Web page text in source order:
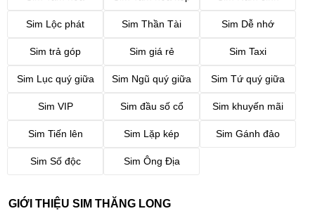
Sim Lộc phát Sim Thần Tài Sim Dễ nhớ
Sim trả góp Sim giá rẻ Sim Taxi
Sim Lục quý giữa Sim Ngũ quý giữa Sim Tứ quý giữa
Sim VIP Sim đầu số cổ Sim khuyến mãi
Sim Tiến lên Sim Lặp kép Sim Gánh đảo
Sim Số độc Sim Ông Địa
GIỚI THIỆU SIM THĂNG LONG